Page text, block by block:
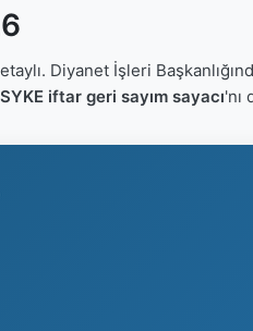
Diyanet İşleri
SYKE iftar geri sayım sayacı'nı